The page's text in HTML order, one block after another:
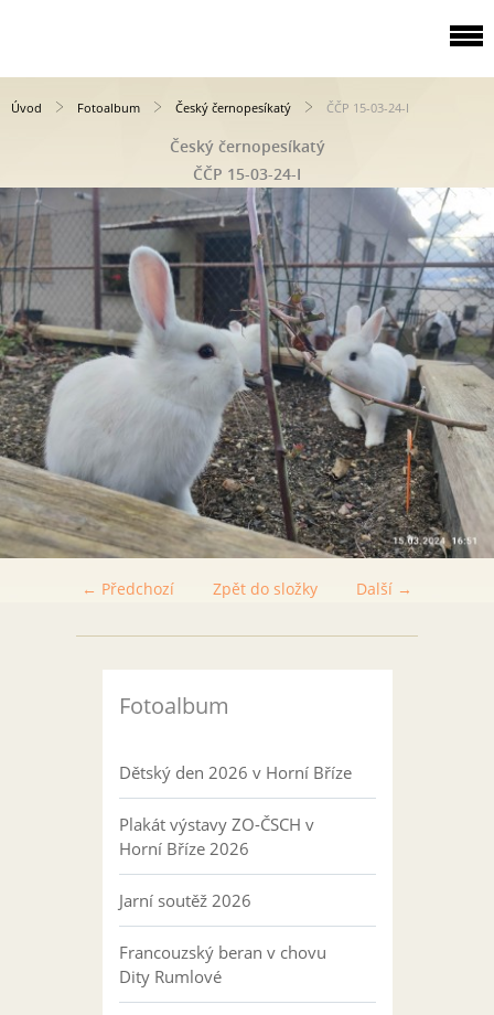
Úvod Fotoalbum Český černopesíkatý ČČP 15-03-24-I
Český černopesíkatý
ČČP 15-03-24-I
← Předchozí Další →
Zpět do složky
Fotoalbum
Dětský den 2026 v Horní Bříze
Plakát výstavy ZO-ČSCH v
Horní Bříze 2026
Jarní soutěž 2026
Francouzský beran v chovu
Dity Rumlové